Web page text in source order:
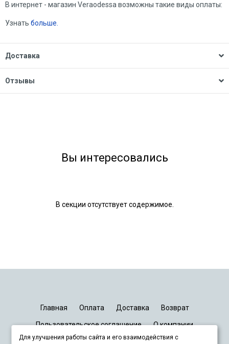
В интернет - магазин Veraodessa возможны такие виды оплаты:
Узнать больше.
Доставка
Отзывы
Вы интересовались
В секции отсутствует содержимое.
Главная Оплата Доставка Возврат
Пользовательское соглашение О компании
График работы Киев Днепр Запорожье
Для улучшения работы сайта и его взаимодействия с